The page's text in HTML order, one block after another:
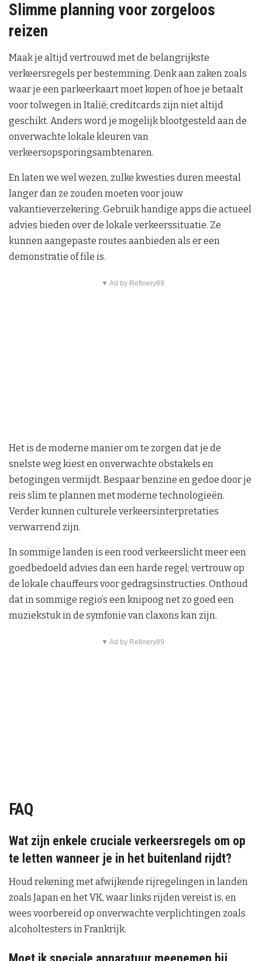
Slimme planning voor zorgeloos
reizen
Maak je altijd vertrouwd met de belangrijkste
verkeersregels per bestemming. Denk aan zaken zoals
waar je een parkeerkaart moet kopen of hoe je betaalt
voor tolwegen in Italië; creditcards zijn niet altijd
geschikt. Anders word je mogelijk blootgesteld aan de
onverwachte lokale kleuren van
verkeersopsporingsambtenaren.
En laten we wel wezen, zulke kwesties duren meestal
langer dan ze zouden moeten voor jouw
vakantieverzekering. Gebruik handige apps die actueel
advies bieden over de lokale verkeerssituatie. Ze
kunnen aangepaste routes aanbieden als er een
demonstratie of file is.
▼ Ad by Refinery89
Het is de moderne manier om te zorgen dat je de
snelste weg kiest en onverwachte obstakels en
betogingen vermijdt. Bespaar benzine en gedoe door je
reis slim te plannen met moderne technologieën.
Verder kunnen culturele verkeersinterpretaties
verwarrend zijn.
In sommige landen is een rood verkeerslicht meer een
goedbedoeld advies dan een harde regel; vertrouw op
de lokale chauffeurs voor gedragsinstructies. Onthoud
dat in sommige regio’s een knipoog net zo goed een
muziekstuk in de symfonie van claxons kan zijn.
▼ Ad by Refinery89
FAQ
Wat zijn enkele cruciale verkeersregels om op
te letten wanneer je in het buitenland rijdt?
Houd rekening met afwijkende rijregelingen in landen
zoals Japan en het VK, waar links rijden vereist is, en
wees voorbereid op onverwachte verplichtingen zoals
alcoholtesters in Frankrijk.